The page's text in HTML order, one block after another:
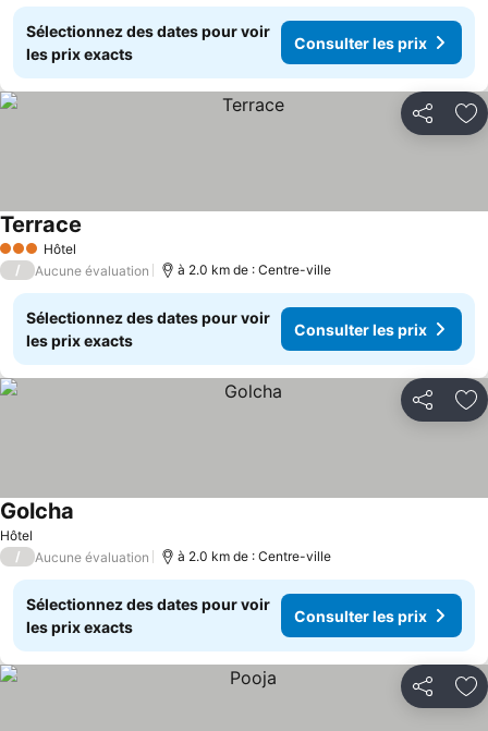
Sélectionnez des dates pour voir
les prix exacts
Consulter les prix
Partager
3 ÉtoilesHôtel
Terrace
/ Aucune évaluation à 2.0 km de : Centre-ville
Sélectionnez des dates pour voir
les prix exacts
Consulter les prix
Partager
Hôtel
Golcha
/ Aucune évaluation à 2.0 km de : Centre-ville
Sélectionnez des dates pour voir
les prix exacts
Consulter les prix
Partager